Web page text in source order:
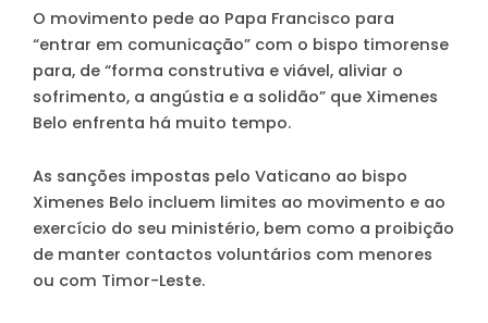
O movimento pede ao Papa Francisco para
“entrar em comunicação” com o bispo timorense
para, de “forma construtiva e viável, aliviar o
sofrimento, a angústia e a solidão” que Ximenes
Belo enfrenta há muito tempo.
As sanções impostas pelo Vaticano ao bispo
Ximenes Belo incluem limites ao movimento e ao
exercício do seu ministério, bem como a proibição
de manter contactos voluntários com menores
ou com Timor-Leste.